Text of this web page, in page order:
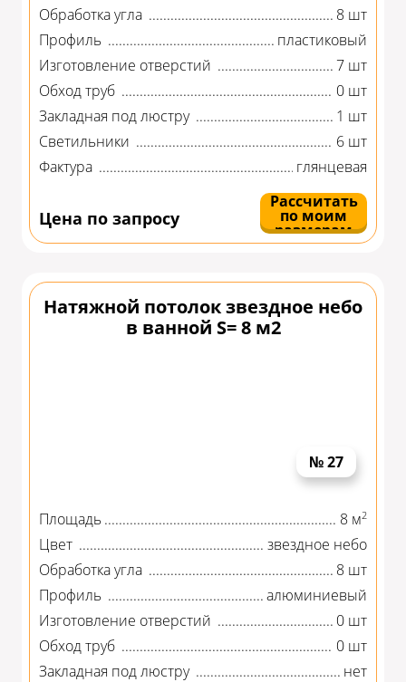
Обработка угла
8 шт
Профиль
пластиковый
Изготовление отверстий
7 шт
Обход труб
0 шт
Закладная под люстру
1 шт
Светильники
6 шт
Фактура
глянцевая
Цена по запросу
Рассчитать
по моим
размерам
Натяжной потолок звездное небо
в ванной S= 8 м2
№ 27
Площадь 8 м2
Цвет
звездное небо
Обработка угла
8 шт
Профиль
алюминиевый
Изготовление отверстий
0 шт
Обход труб
0 шт
Закладная под люстру
нет